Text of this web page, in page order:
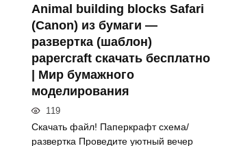
Animal building blocks Safari
(Canon) из бумаги —
развертка (шаблон)
papercraft скачать бесплатно
| Мир бумажного
моделирования
119
Скачать файл! Паперкрафт схема/
развертка Проведите уютный вечер